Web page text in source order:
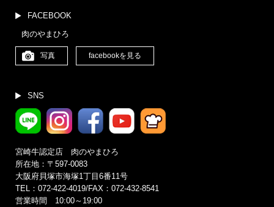
FACEBOOK
肉のやまひろ
写真 facebookを見る
SNS
宮崎牛認定店 肉のやまひろ
所在地：〒597-0083
大阪府貝塚市海塚1丁目6番11号
TEL：072-422-4019/FAX：072-432-8541
営業時間 10:00～19:00